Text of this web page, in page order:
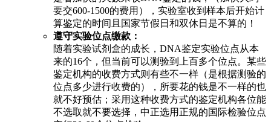
要交600-1500的费用），实验室收到样本后开始计
算鉴定的时间且国家节假日和双休日是不算的！
遵守实验位点缴款：
随着实验试剂盒的成长，DNA鉴定实验位点从本
来的16个，但当前可以测验到上百多个位点。某些
鉴定机构的收费方式则有些不一样（是根据测验的
位点多少进行收费的），所要花的钱是不一样的也
就不好预估；采用这种收费方式的鉴定机构各位能
不选取就不要选择，中正选用正规的国际检验位点